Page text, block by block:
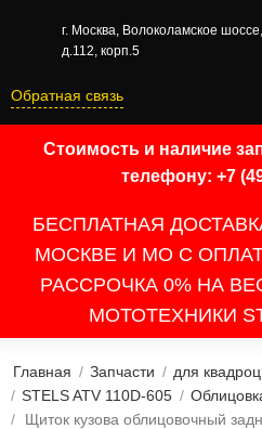
г. Москва, Волоколамское шоссе,
д.112, корп.5
Обратная связь
Стоимость и наличие
телефону: +7
БЕСПЛАТНАЯ
МОСКВЕ И МО С
РАССРОЧКА 0% НА
МОТОТЕХНИКИ
Главная / Запчасти / для
/ STELS ATV 110D-605 /
/
Щиток кузова облицовочный